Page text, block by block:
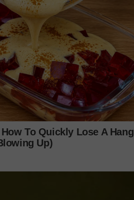
suaminya, Johan
tahun akibat serangan
pada 1992 dan
TikTok. Join grupTelegram